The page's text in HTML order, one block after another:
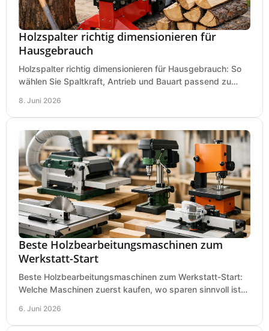
Holzspalter richtig dimensionieren für
Hausgebrauch
Holzspalter richtig dimensionieren für Hausgebrauch: So
wählen Sie Spaltkraft, Antrieb und Bauart passend zu
8. Juni 2026
Beste Holzbearbeitungsmaschinen zum
Werkstatt-Start
Beste Holzbearbeitungsmaschinen zum Werkstatt-Start:
Welche Maschinen zuerst kaufen, wo sparen sinnvoll ist
6. Juni 2026